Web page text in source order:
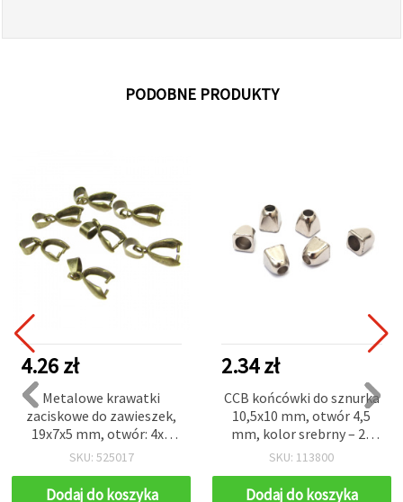
PODOBNE PRODUKTY
4.26 zł
Metalowe krawatki
zaciskowe do zawieszek,
19x7x5 mm, otwór: 4x6
mm, kolor antyczny brąz
SKU: 525017
Dodaj do koszyka
2.34 zł
CCB końcówki do sznurka
10,5x10 mm, otwór 4,5
mm, kolor srebrny – 20
szt.
SKU: 113800
Dodaj do koszyka